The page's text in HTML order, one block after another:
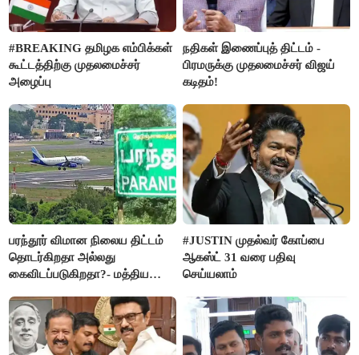
#BREAKING தமிழக எம்பிக்கள்
கூட்டத்திற்கு முதலமைச்சர்
அழைப்பு
நதிகள் இணைப்புத் திட்டம் -
பிரமருக்கு முதலமைச்சர் விஜய்
கடிதம்!
பரந்தூர் விமான நிலைய திட்டம்
தொடர்கிறதா அல்லது
கைவிடப்படுகிறதா?- மத்திய
#JUSTIN முதல்வர் கோப்பை
ஆகஸ்ட் 31 வரை பதிவு
செய்யலாம்